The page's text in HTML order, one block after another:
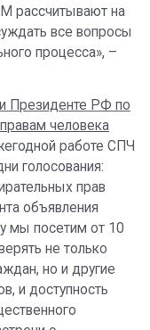
рассчитывают на
все вопросы
процесса», –
Президенте РФ по
человека
работе СПЧ
голосования:
прав
объявления
мы посетим от 10
не только
но и другие
и доступность